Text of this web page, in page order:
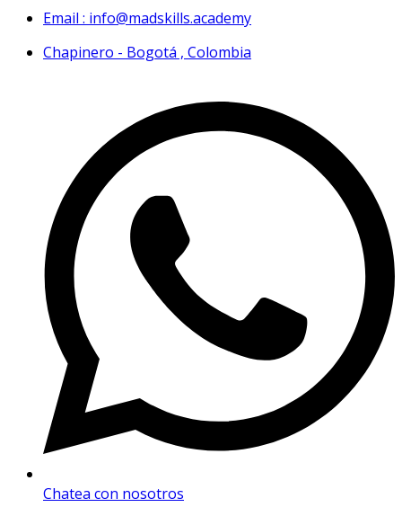
Email : info@madskills.academy
Chapinero - Bogotá , Colombia
Chatea con nosotros